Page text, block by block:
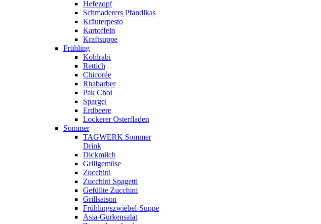
Hefezopf
Schmaderers Pfandlkas
Kräuterpesto
Kartoffeln
Kraftsuppe
Frühling
Kohlrabi
Rettich
Chicorée
Rhabarber
Pak Choi
Spargel
Erdbeere
Lockerer Osterfladen
Sommer
TAGWERK Sommer
Drink
Dickmilch
Grillgemüse
Zucchini
Zucchini Spagetti
Gefüllte Zucchini
Grillsaison
Frühlingszwiebel-Suppe
Asia-Gurkensalat